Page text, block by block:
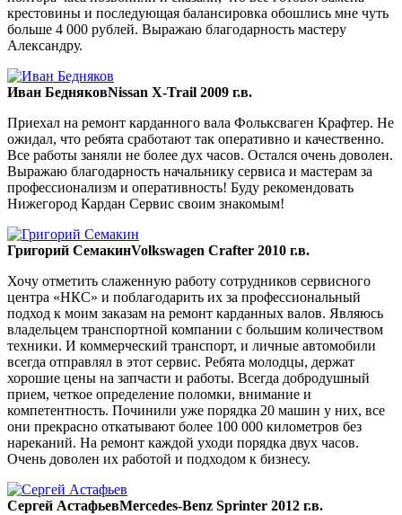
крестовины и последующая балансировка обошлись мне чуть
больше 4 000 рублей. Выражаю благодарность мастеру
Александру.
Иван БедняковNissan X-Trail 2009 г.в.
Приехал на ремонт карданного вала Фольксваген Крафтер. Не
ожидал, что ребята сработают так оперативно и качественно.
Все работы заняли не более дух часов. Остался очень доволен.
Выражаю благодарность начальнику сервиса и мастерам за
профессионализм и оперативность! Буду рекомендовать
Нижегород Кардан Сервис своим знакомым!
Григорий СемакинVolkswagen Crafter 2010 г.в.
Хочу отметить слаженную работу сотрудников сервисного
центра «НКС» и поблагодарить их за профессиональный
подход к моим заказам на ремонт карданных валов. Являюсь
владельцем транспортной компании с большим количеством
техники. И коммерческий транспорт, и личные автомобили
всегда отправлял в этот сервис. Ребята молодцы, держат
хорошие цены на запчасти и работы. Всегда добродушный
прием, четкое определение поломки, внимание и
компетентность. Починили уже порядка 20 машин у них, все
они прекрасно откатывают более 100 000 километров без
нареканий. На ремонт каждой уходи порядка двух часов.
Очень доволен их работой и подходом к бизнесу.
Сергей АстафьевMercedes-Benz Sprinter 2012 г.в.